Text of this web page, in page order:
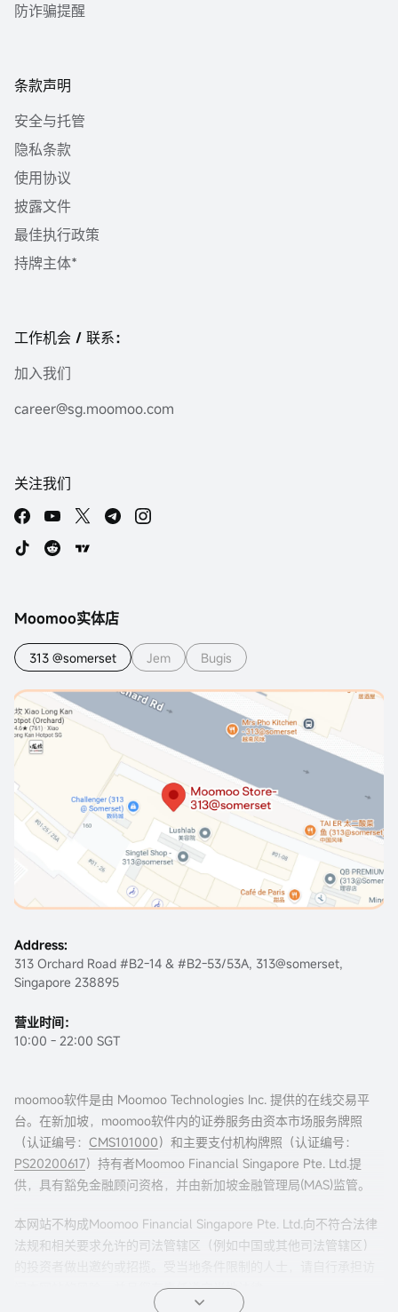
防诈骗提醒
条款声明
安全与托管
隐私条款
使用协议
披露文件
最佳执行政策
持牌主体*
工作机会 / 联系：
加入我们
career@sg.moomoo.com
关注我们
Moomoo实体店
313 @somerset Jem Bugis
Address:
313 Orchard Road #B2-14 & #B2-53/53A, 313@somerset,
Singapore 238895
营业时间：
10:00 - 22:00 SGT
moomoo软件是由 Moomoo Technologies Inc. 提供的在线交易平
台。在新加坡，moomoo软件内的证券服务由资本市场服务牌照
（认证编号： CMS101000）和主要支付机构牌照（认证编号：
PS20200617）持有者Moomoo Financial Singapore Pte. Ltd.提
供，具有豁免金融顾问资格，并由新加坡金融管理局(MAS)监管。
本网站不构成Moomoo Financial Singapore Pte. Ltd.向不符合法律
法规和相关要求允许的司法管辖区（例如中国或其他司法管辖区）
问本网站的风险，并且您有责任遵守当地法律。